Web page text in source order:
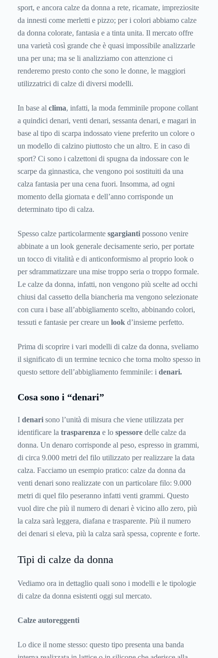
sport, e ancora calze da donna a rete, ricamate, impreziosite
da innesti come merletti e pizzo; per i colori abbiamo calze
da donna colorate, fantasia e a tinta unita. Il mercato offre
una varietà così grande che è quasi impossibile analizzarle
una per una; ma se li analizziamo con attenzione ci
renderemo presto conto che sono le donne, le maggiori
utilizzatrici di calze di diversi modelli.
In base al clima, infatti, la moda femminile propone collant
a quindici denari, venti denari, sessanta denari, e magari in
base al tipo di scarpa indossato viene preferito un colore o
un modello di calzino piuttosto che un altro. E in caso di
sport? Ci sono i calzettoni di spugna da indossare con le
scarpe da ginnastica, che vengono poi sostituiti da una
calza fantasia per una cena fuori. Insomma, ad ogni
momento della giornata e dell’anno corrisponde un
determinato tipo di calza.
Spesso calze particolarmente sgargianti possono venire
abbinate a un look generale decisamente serio, per portate
un tocco di vitalità e di anticonformismo al proprio look o
per sdrammatizzare una mise troppo seria o troppo formale.
Le calze da donna, infatti, non vengono più scelte ad occhi
chiusi dal cassetto della biancheria ma vengono selezionate
con cura i base all’abbigliamento scelto, abbinando colori,
tessuti e fantasie per creare un look d’insieme perfetto.
Prima di scoprire i vari modelli di calze da donna, sveliamo
il significato di un termine tecnico che torna molto spesso in
questo settore dell’abbigliamento femminile: i denari.
Cosa sono i “denari”
I denari sono l’unità di misura che viene utilizzata per
identificare la trasparenza e lo spessore delle calze da
donna. Un denaro corrisponde al peso, espresso in grammi,
di circa 9.000 metri del filo utilizzato per realizzare la data
calza. Facciamo un esempio pratico: calze da donna da
venti denari sono realizzate con un particolare filo: 9.000
metri di quel filo peseranno infatti venti grammi. Questo
vuol dire che più il numero di denari è vicino allo zero, più
la calza sarà leggera, diafana e trasparente. Più il numero
dei denari si eleva, più la calza sarà spessa, coprente e forte.
Tipi di calze da donna
Vediamo ora in dettaglio quali sono i modelli e le tipologie
di calze da donna esistenti oggi sul mercato.
Calze autoreggenti
Lo dice il nome stesso: questo tipo presenta una banda